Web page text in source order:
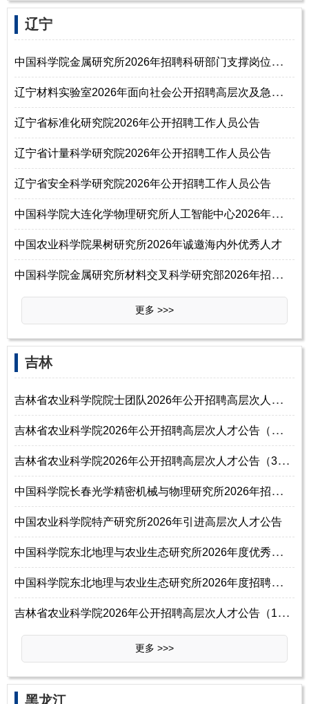
‌‌辽宁
中
国科学院金属研究所2026年招聘科研部门支撑岗位人员启事
辽
宁材料实验室2026年面向社会公开招聘高层次及急需紧缺人才公告（第一批）
辽宁省标准化研究院2026年公开招聘工作人员公告
辽宁省计量科学研究院2026年公开招聘工作人员公告
辽宁省安全科学研究院2026年公开招聘工作人员公告
中
国科学院大连化学物理研究所人工智能中心2026年招聘事业编制工作人员启事
中国农业科学院果树研究所2026年诚邀海内外优秀人才
中
国科学院金属研究所材料交叉科学研究部2026年招聘主任启事
更多 >>>
‌‌吉林
吉
林省农业科学院院士团队2026年公开招聘高层次人才公告（2号）
吉
林省农业科学院2026年公开招聘高层次人才公告（补充公告1号）
吉
林省农业科学院2026年公开招聘高层次人才公告（3号）
中
国科学院长春光学精密机械与物理研究所2026年招聘工作人员公告
中国农业科学院特产研究所2026年引进高层次人才公告
中
国科学院东北地理与农业生态研究所2026年度优秀青年人才招聘启事
中
国科学院东北地理与农业生态研究所2026年度招聘优秀青年人才启事
吉
林省农业科学院2026年公开招聘高层次人才公告（1号）
更多 >>>
‌‌黑龙江